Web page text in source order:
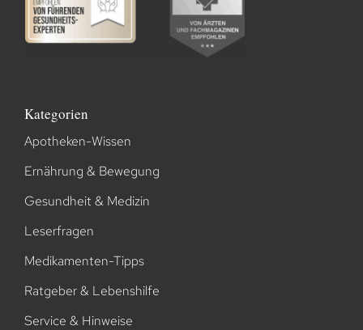
Kategorien
Apotheken-Wissen
Ernährung & Bewegung
Gesundheit & Medizin
Leserfragen
Medikamenten-Tipps
Ratgeber & Lebenshilfe
Service & Hinweise